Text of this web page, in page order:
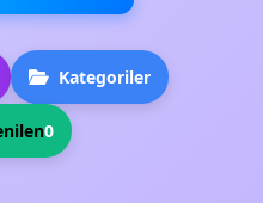
Kategoriler
0